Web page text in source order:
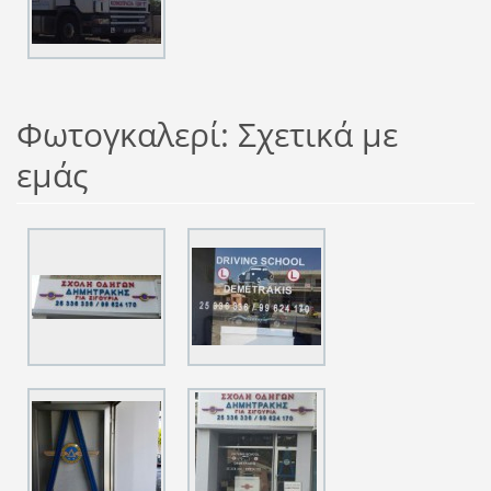
Φωτογκαλερί: Σχετικά με
εμάς